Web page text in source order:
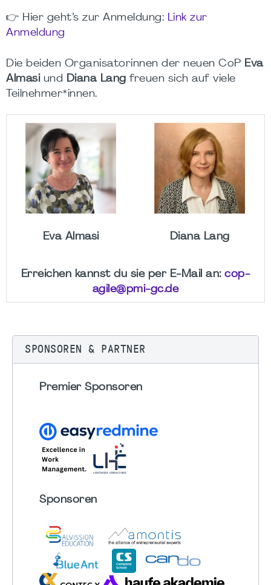
👉 Hier geht’s zur Anmeldung: Link zur
Anmeldung
Die beiden Organisatorinnen der neuen CoP Eva
Almasi und Diana Lang freuen sich auf viele
Teilnehmer*innen.
Eva Almasi Diana Lang
Erreichen kannst du sie per E-Mail an:cop-
agile@pmi-gc.de
SPONSOREN & PARTNER
Premier Sponsoren
Sponsoren